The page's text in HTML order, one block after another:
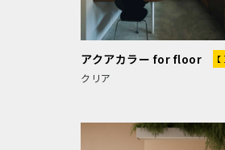
アクアカラー for floor
クリア